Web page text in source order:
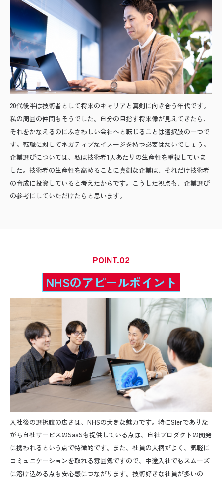
20代後半は技術者として将来のキャリアと真剣に向き合う年代です。
私の周囲の仲間もそうでした。自分の目指す将来像が見えてきたら、
それをかなえるのにふさわしい会社へと転じることは選択肢の一つで
す。転職に対してネガティブなイメージを持つ必要はないでしょう。
企業選びについては、私は技術者1人あたりの生産性を重視していま
した。技術者の生産性を高めることに真剣な企業は、それだけ技術者
の育成に投資していると考えたからです。こうした視点も、企業選び
の参考にしていただけたらと思います。
POINT
NHSのアピールポイント
入社後の選択肢の広さは、NHSの大きな魅力です。特にSIerでありな
がら自社サービスのSaaSも提供している点は、自社プロダクトの開発
に携われるという点で特徴的です。また、社員の人柄がよく、気軽に
コミュニケーションを取れる雰囲気ですので、中途入社でもスムーズ
に溶け込める点も安心感につながります。技術好きな社員が多いの